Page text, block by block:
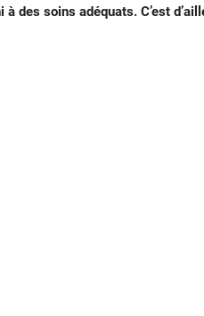
des soins adéquats. C’est